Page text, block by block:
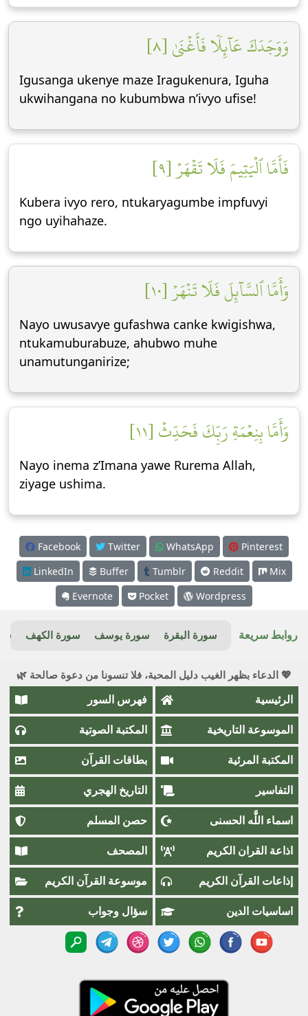
وَوَجَدَكَ عَآئِلٗا فَأَغۡنَىٰ [٨]
Igusanga ukenye maze Iragukenura, Iguha
ukwihangana no kubumbwa n’ivyo ufise!
فَأَمَّا ٱلۡيَتِيمَ فَلَا تَقۡهَرۡ [٩]
Kubera ivyo rero, ntukaryagumbe impfuvyi
ngo uyihahaze.
وَأَمَّا ٱلسَّآئِلَ فَلَا تَنۡهَرۡ [١٠]
Nayo uwusavye gufashwa canke kwigishwa,
ntukamuburabuze, ahubwo muhe
unamutunganirize;
وَأَمَّا بِنِعۡمَةِ رَبِّكَ فَحَدِّثۡ [١١]
Nayo inema z’Imana yawe Rurema Allah,
ziyage ushima.
Facebook Twitter WhatsApp
Pinterest
LinkedIn
Buffer Tumblr Reddit
Mix
Evernote
Pocket Wordpress
روابط سريعة سورة البقرة سورة يوسف سورة الكهف
💖 الدعاء بظهر الغيب دليل المحبة، فلا تنسونا من دعوة صالحة 🌿
الرئيسية فهرس السور
الموسوعة التاريخية المكتبة الصوتية
المكتبة المرئية بطاقات القرآن
التفاسير التاريخ الهجري
اسماء اللَّٰه الحسنى حصن المسلم
اذاعة القران الكريم المصحف
إذاعات القرآن الكريم موسوعة القرآن الكريم
اساسيات الدين سؤال وجواب